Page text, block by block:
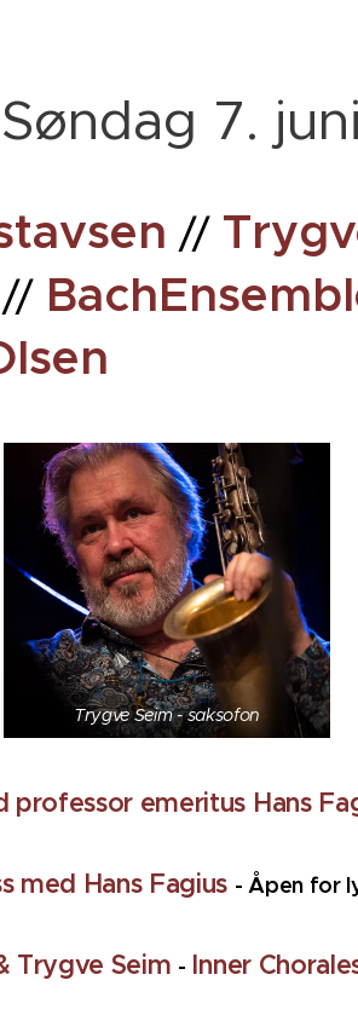
7. juni
//
//
Trygve Seim - saksofon
professor emeritus Hans
med Hans Fagius - Åpen for
Trygve Seim - Inner